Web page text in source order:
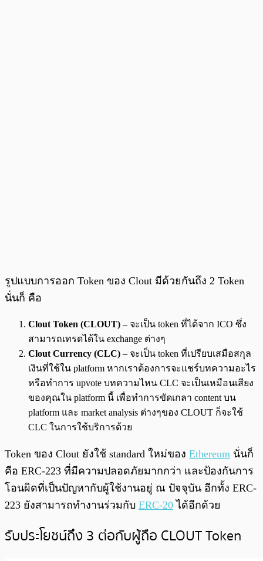
รูปแบบการออก Token ของ Clout มีด้วยกันถึง 2 Token
นั่นก็ คือ
Clout Token (CLOUT) – จะเป็น token ที่ได้จาก ICO ซึ่ง
สามารถเทรดได้ใน exchange ต่างๆ
Clout Currency (CLC) – จะเป็น token ที่เปรียบเสมือสกุล
เงินที่ใช้ใน platform หากเราต้องการจะแชร์บทความอะไร
หรือทำการ upvote บทความไหน CLC จะเป็นเหมือนเสียง
ของคุณใน platform นี้ เพื่อทำการขัดเกลา content บน
platform และ market analysis ต่างๆของ CLOUT ก็จะใช้
CLC ในการใช้บริการด้วย
Token ของ Clout ยังใช้ standard ใหม่ของ Ethereum นั่นก็
คือ ERC-223 ที่มีความปลอดภัยมากกว่า และป้องกันการ
โอนผิดที่เป็นปัญหากับผู้ใช้งานอยู่ ณ ปัจจุบัน อีกทั้ง ERC-
223 ยังสามารถทำงานร่วมกับ ERC-20 ได้อีกด้วย
รับประโยชน์ถึง 3 ต่อกับผู้ถือ CLOUT Token